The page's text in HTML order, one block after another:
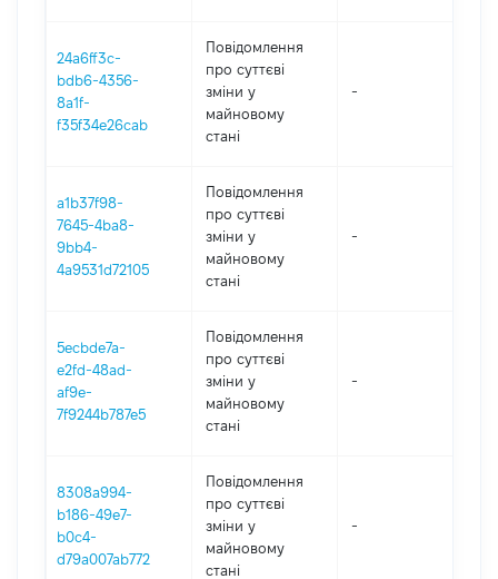
24a6ff3c-
bdb6-4356-
8a1f-
f35f34e26cab
Повідомлення
про суттєві
зміни y
майновому
стані
-
a1b37f98-
7645-4ba8-
9bb4-
4a9531d72105
Повідомлення
про суттєві
зміни y
майновому
стані
-
5ecbde7a-
e2fd-48ad-
af9e-
7f9244b787e5
Повідомлення
про суттєві
зміни y
майновому
стані
-
8308a994-
b186-49e7-
b0c4-
d79a007ab772
Повідомлення
про суттєві
зміни y
майновому
стані
-